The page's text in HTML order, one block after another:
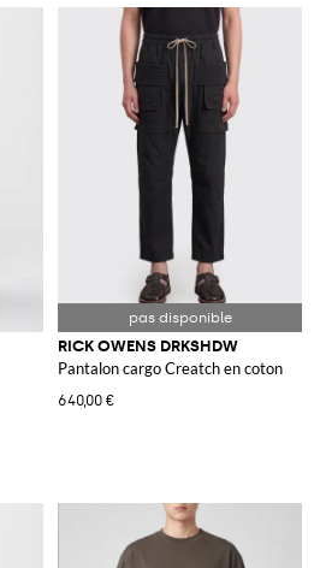
RICK OWENS DRKSHDW
Pantalon cargo Creatch en coton
640,00 €